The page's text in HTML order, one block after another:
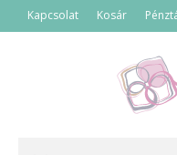
Kapcsolat Kosár